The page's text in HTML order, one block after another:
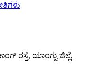
ರಸ್ತೆ, ಯಾಂಗ್ಪು ಜಿಲ್ಲೆ,